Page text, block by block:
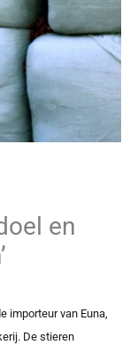
en
importeur van Euna,
De stieren